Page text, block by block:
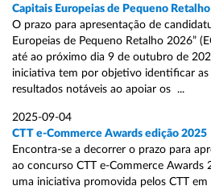
Capitais Europeias de Pequeno Retalho
O prazo para apresentação de
Europeias de Pequeno Retalho 2026”
até ao próximo dia 9 de outubro de
iniciativa tem por objetivo identificar as
resultados notáveis ao apoiar os ...
2025-09-04
CTT e-Commerce Awards edição 2025
Encontra-se a decorrer o prazo para
ao concurso CTT e-Commerce Awards
uma iniciativa promovida pelos CTT